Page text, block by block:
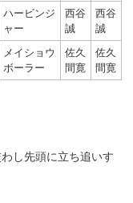
ハービンジ
ャー
西谷
誠
西谷
誠
メイショウ
ボーラー
佐久
間寛
佐久
間寛
し先頭に立ち追いす